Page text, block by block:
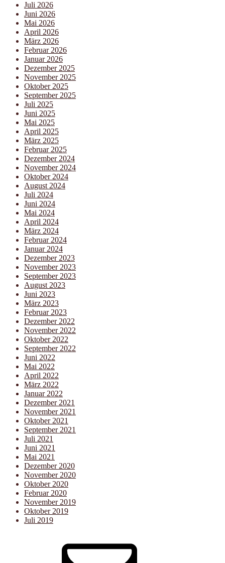
Juli 2026
Juni 2026
Mai 2026
April 2026
März 2026
Februar 2026
Januar 2026
Dezember 2025
November 2025
Oktober 2025
September 2025
Juli 2025
Juni 2025
Mai 2025
April 2025
März 2025
Februar 2025
Dezember 2024
November 2024
Oktober 2024
August 2024
Juli 2024
Juni 2024
Mai 2024
April 2024
März 2024
Februar 2024
Januar 2024
Dezember 2023
November 2023
September 2023
August 2023
Juni 2023
März 2023
Februar 2023
Dezember 2022
November 2022
Oktober 2022
September 2022
Juni 2022
Mai 2022
April 2022
März 2022
Januar 2022
Dezember 2021
November 2021
Oktober 2021
September 2021
Juli 2021
Juni 2021
Mai 2021
Dezember 2020
November 2020
Oktober 2020
Februar 2020
November 2019
Oktober 2019
Juli 2019